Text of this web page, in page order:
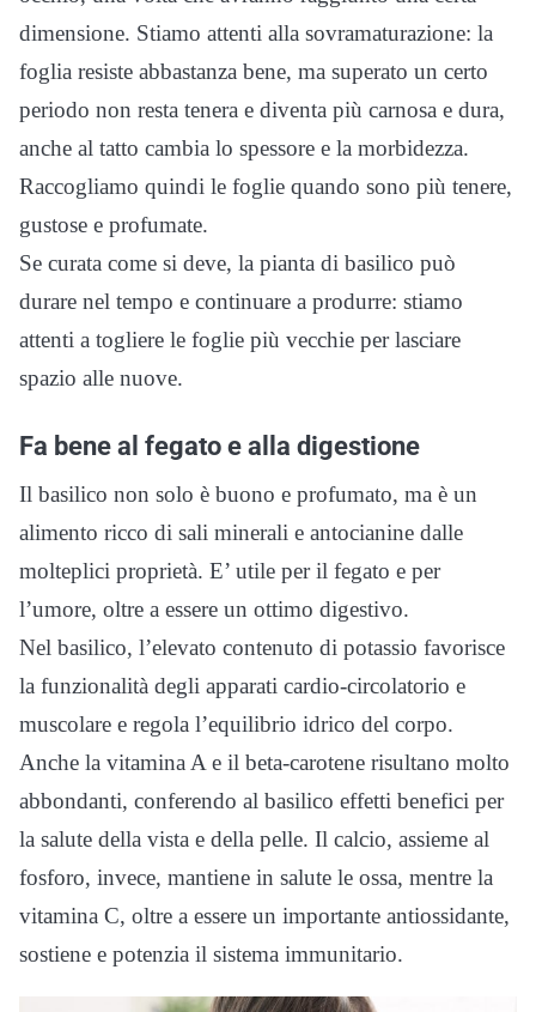
dimensione. Stiamo attenti alla sovramaturazione: la
foglia resiste abbastanza bene, ma superato un certo
periodo non resta tenera e diventa più carnosa e dura,
anche al tatto cambia lo spessore e la morbidezza.
Raccogliamo quindi le foglie quando sono più tenere,
gustose e profumate.
Se curata come si deve, la pianta di basilico può
durare nel tempo e continuare a produrre: stiamo
attenti a togliere le foglie più vecchie per lasciare
spazio alle nuove.
Fa bene al fegato e alla digestione
Il basilico non solo è buono e profumato, ma è un
alimento ricco di sali minerali e antocianine dalle
molteplici proprietà. E’ utile per il fegato e per
l’umore, oltre a essere un ottimo digestivo.
Nel basilico, l’elevato contenuto di potassio favorisce
la funzionalità degli apparati cardio-circolatorio e
muscolare e regola l’equilibrio idrico del corpo.
Anche la vitamina A e il beta-carotene risultano molto
abbondanti, conferendo al basilico effetti benefici per
la salute della vista e della pelle. Il calcio, assieme al
fosforo, invece, mantiene in salute le ossa, mentre la
vitamina C, oltre a essere un importante antiossidante,
sostiene e potenzia il sistema immunitario.